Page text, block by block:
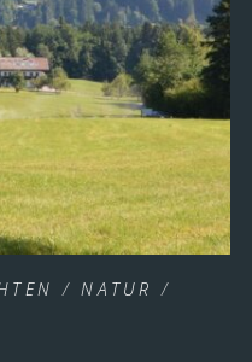
/NATUR /